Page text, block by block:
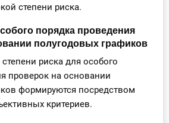
степени риска.
порядка проведения
полугодовых графиков
риска для особого
проверок на основании
формируются посредством
критериев.